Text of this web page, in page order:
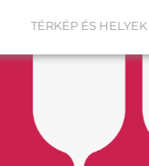
TÉRKÉP ÉS HELYEK